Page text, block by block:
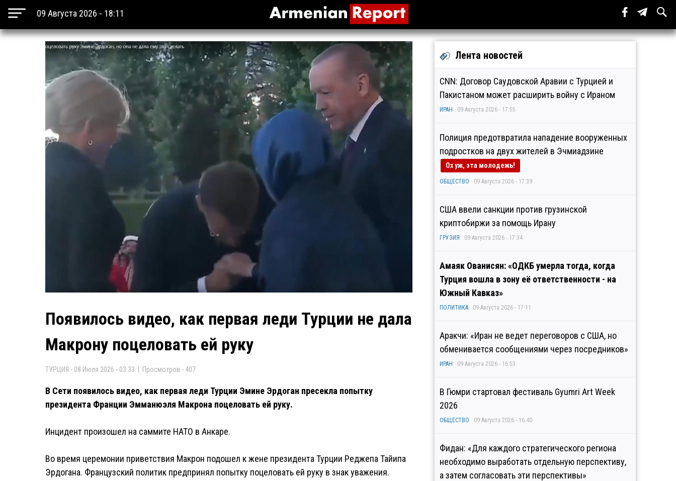
09 Августа 2026 - 18:11
Появилось видео, как первая леди Турции не дала
Макрону поцеловать ей руку
ТУРЦИЯ - 08 Июля 2026 - 03:33 | Просмотров - 407
В Сети появилось видео, как первая леди Турции Эмине Эрдоган пресекла попытку
президента Франции Эмманюэля Макрона поцеловать ей руку.
Инцидент произошел на саммите НАТО в Анкаре.
Во время церемонии приветствия Макрон подошел к жене президента Турции Реджепа Тайипа
Эрдогана. Французский политик предпринял попытку поцеловать ей руку в знак уважения.
Лента новостей
CNN: Договор Саудовской Аравии с Турцией и
Пакистаном может расширить войну с Ираном
ИРАН 09 Августа 2026 - 17:55
Полиция предотвратила нападение вооруженных
подростков на двух жителей в Эчмиадзине
Ох уж, эта молодежь!
ОБЩЕСТВО 09 Августа 2026 - 17:39
США ввели санкции против грузинской
криптобиржи за помощь Ирану
ГРУЗИЯ 09 Августа 2026 - 17:34
Амаяк Ованисян: «ОДКБ умерла тогда, когда
Турция вошла в зону её ответственности - на
Южный Кавказ»
ПОЛИТИКА 09 Августа 2026 - 17:11
Аракчи: «Иран не ведет переговоров с США, но
обменивается сообщениями через посредников»
ИРАН 09 Августа 2026 - 16:53
В Гюмри стартовал фестиваль Gyumri Art Week
2026
ОБЩЕСТВО 09 Августа 2026 - 16:40
Фидан: «Для каждого стратегического региона
необходимо выработать отдельную перспективу,
а затем согласовать эти перспективы»